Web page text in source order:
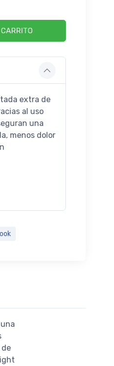
extra de
al uso
una
menos dolor